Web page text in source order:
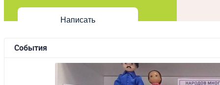
Написать